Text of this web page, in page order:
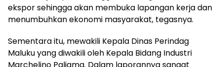
ekspor sehingga akan membuka lapangan kerja dan
menumbuhkan ekonomi masyarakat, tegasnya.
Sementara itu, mewakili Kepala Dinas Perindag
Maluku yang diwakili oleh Kepala Bidang Industri
Marchelino Paliama. Dalam laporannya sangat